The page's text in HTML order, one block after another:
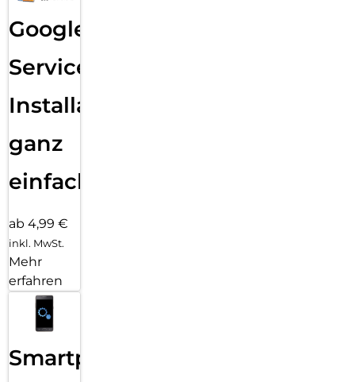
Google
Services
Installation
ganz
einfach
ab 4,99 €
inkl. MwSt.
Mehr
erfahren
Smartphone